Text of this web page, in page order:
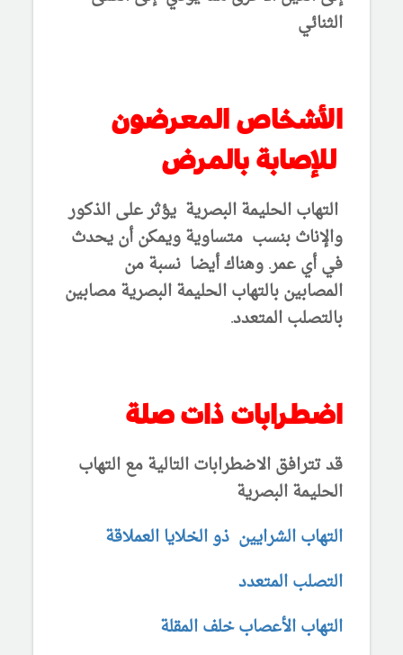
الثنائي
الأشخاص المعرضون
للإصابة بالمرض
التهاب الحليمة البصرية يؤثر على الذكور
والإناث بنسب متساوية ويمكن أن يحدث
في أي عمر. وهناك أيضا نسبة من
المصابين بالتهاب الحليمة البصرية مصابين
بالتصلب المتعدد.
اضطرابات ذات صلة
قد تترافق الاضطرابات التالية مع التهاب
الحليمة البصرية
التهاب الشرايين ذو الخلايا العملاقة
التصلب المتعدد
التهاب الأعصاب خلف المقلة